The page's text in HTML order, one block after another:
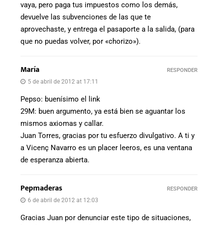
vaya, pero paga tus impuestos como los demás,
devuelve las subvenciones de las que te
aprovechaste, y entrega el pasaporte a la salida, (para
que no puedas volver, por «chorizo»).
María
5 de abril de 2012 at 17:11
Pepso: buenísimo el link
29M: buen argumento, ya está bien se aguantar los
mismos axiomas y callar.
Juan Torres, gracias por tu esfuerzo divulgativo. A ti y
a Vicenç Navarro es un placer leeros, es una ventana
de esperanza abierta.
RESPONDER
Pepmaderas
6 de abril de 2012 at 12:03
Gracias Juan por denunciar este tipo de situaciones,
RESPONDER